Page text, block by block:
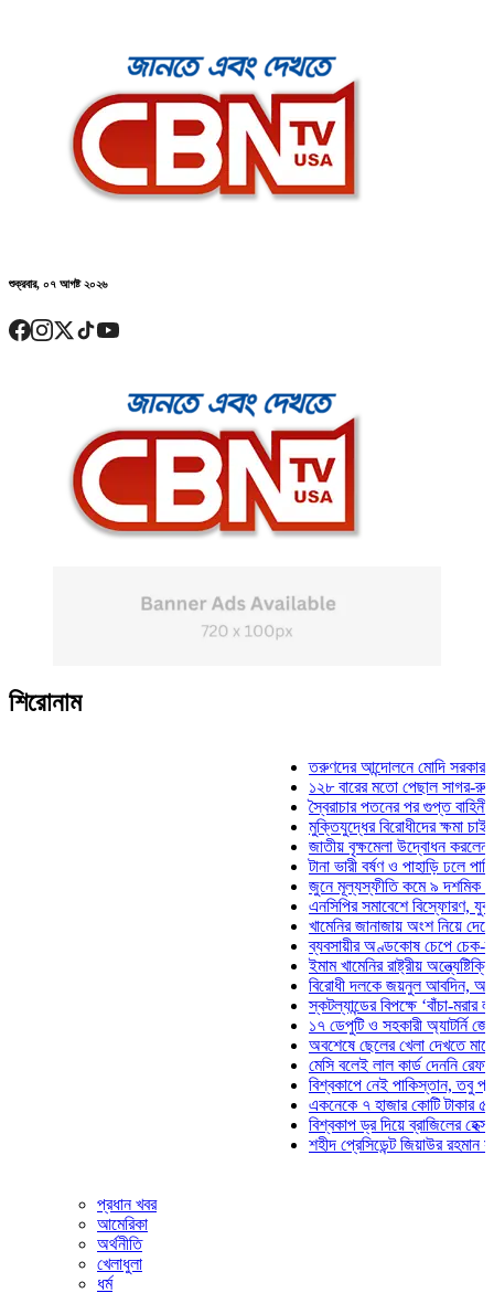
শুক্রবার, ০৭ আগষ্ট ২০২৬
শিরোনাম
তরুণদের আন্দোলনে মোদি সরকার দুর্বল
১২৮ বারের মতো পেছাল সাগর-রুনি
স্বৈরাচার পতনের পর গুপ্ত বাহিনীর
মুক্তিযুদ্ধের বিরোধীদের ক্ষমা চাইতে
জাতীয় বৃক্ষমেলা উদ্বোধন করলেন
টানা ভারী বর্ষণ ও পাহাড়ি ঢলে পানিবন্দি
জুনে মূল্যস্ফীতি কমে ৯ দশমিক ১৬
এনসিপির সমাবেশে বিস্ফোরণ, যুবলীগের
খামেনির জানাজায় অংশ নিয়ে দেশে
ব্যবসায়ীর অণ্ডকোষ চেপে চেক-
ইমাম খামেনির রাষ্ট্রীয়
বিরোধী দলকে জয়নুল আবদিন, আপনারা
স্কটল্যান্ডের বিপক্ষে ‘বাঁচা-মরার
১৭ ডেপুটি ও সহকারী অ্যাটর্নি
অবশেষে ছেলের খেলা দেখতে মাঠে
মেসি বলেই লাল কার্ড দেননি রেফারি!
বিশ্বকাপে নেই পাকিস্তান, তবু প্রতিটি
একনেকে ৭ হাজার কোটি টাকার ৫
বিশ্বকাপ ড্র দিয়ে ব্রাজিলের হেক্সা
শহীদ প্রেসিডেন্ট জিয়াউর রহমান
প্রধান খবর
আমেরিকা
অর্থনীতি
খেলাধুলা
ধর্ম